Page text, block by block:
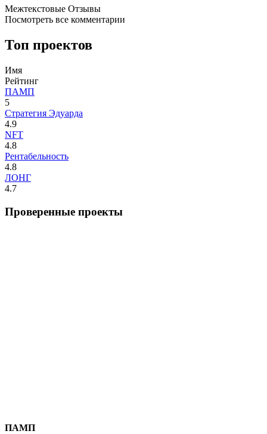
Межтекстовые Отзывы
Посмотреть все комментарии
Топ проектов
Имя
Рейтинг
ПАМП
5
Стратегия Эдуарда
4.9
NFT
4.8
Рентабельность
4.8
ЛОНГ
4.7
Проверенные проекты
ПАМП